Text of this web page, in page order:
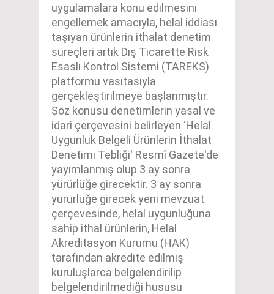
uygulamalara konu edilmesini
engellemek amacıyla, helal iddiası
taşıyan ürünlerin ithalat denetim
süreçleri artık Dış Ticarette Risk
Esaslı Kontrol Sistemi (TAREKS)
platformu vasıtasıyla
gerçekleştirilmeye başlanmıştır.
Söz konusu denetimlerin yasal ve
idari çerçevesini belirleyen ‘Helal
Uygunluk Belgeli Ürünlerin İthalat
Denetimi Tebliği' Resmî Gazete'de
yayımlanmış olup 3 ay sonra
yürürlüğe girecektir. 3 ay sonra
yürürlüğe girecek yeni mevzuat
çerçevesinde, helal uygunluğuna
sahip ithal ürünlerin, Helal
Akreditasyon Kurumu (HAK)
tarafından akredite edilmiş
kuruluşlarca belgelendirilip
belgelendirilmediği hususu